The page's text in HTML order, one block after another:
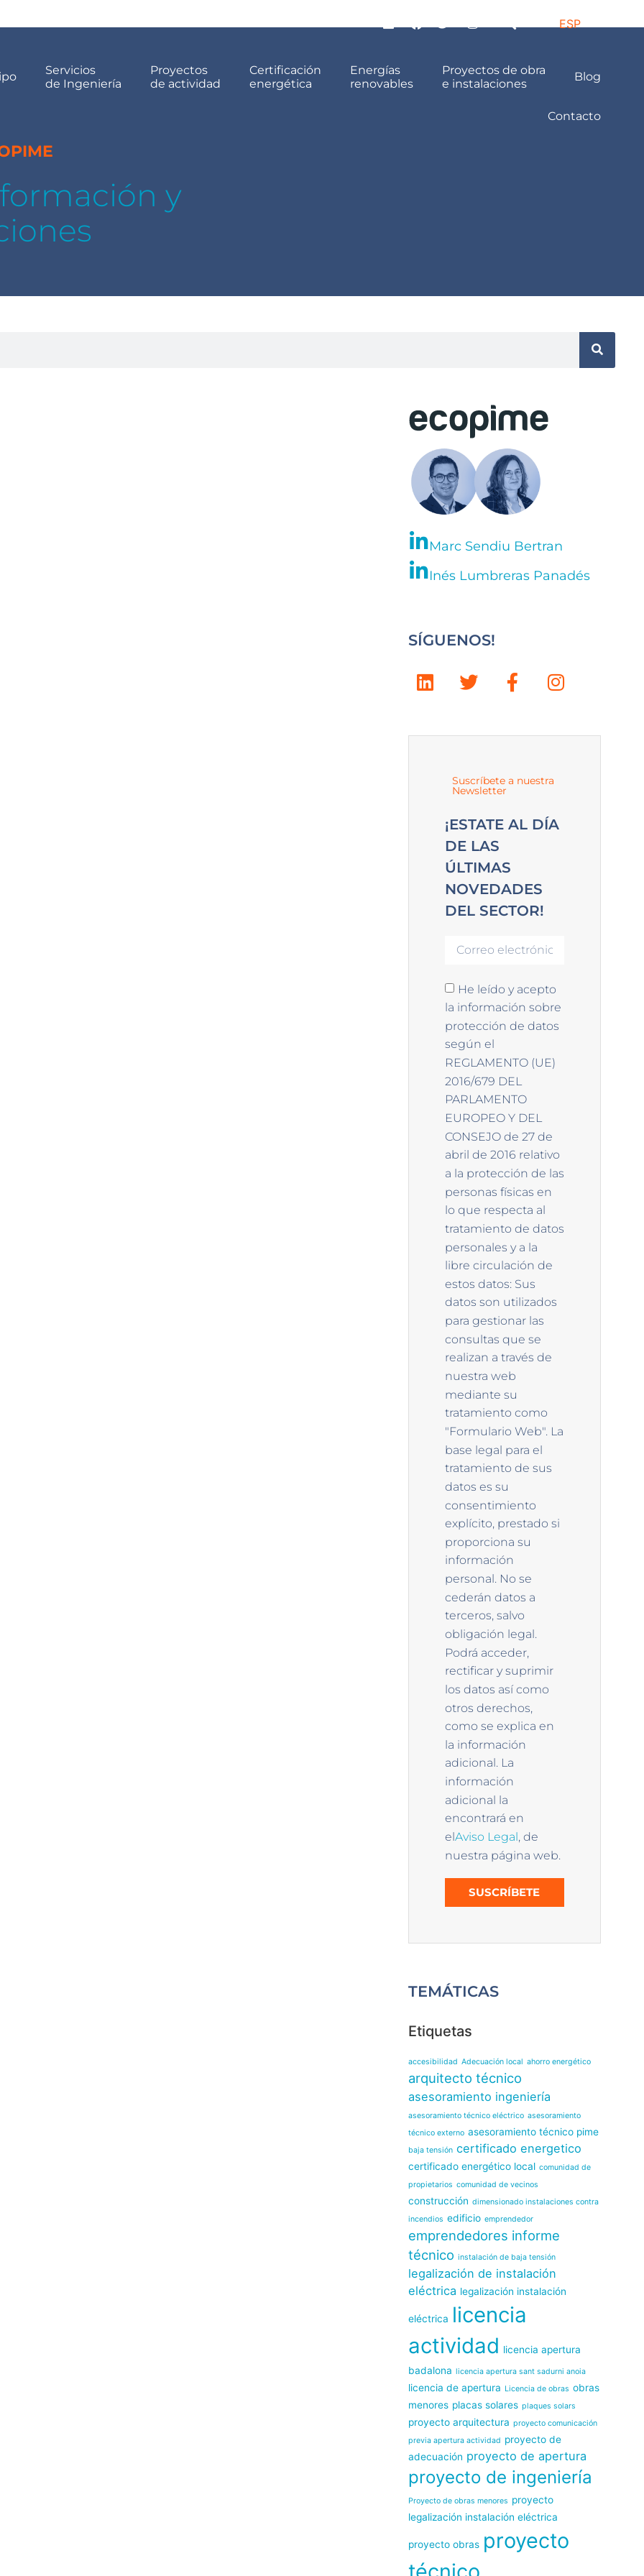
ESP
Servicios
de Ingeniería
Proyectos
de actividad
Certificación
energética
Energías
renovables
Proyectos de obra
e instalaciones
Blog
Contacto
y
Marc Sendiu Bertran
Inés Lumbreras Panadés
SÍGUENOS!
Suscríbete a nuestra
Newsletter
¡ESTATE AL DÍA
DE LAS
ÚLTIMAS
NOVEDADES
DEL SECTOR!
He leído y acepto
la información sobre
protección de datos
según el
REGLAMENTO (UE)
2016/679 DEL
PARLAMENTO
EUROPEO Y DEL
CONSEJO de 27 de
abril de 2016 relativo
a la protección de las
personas físicas en
lo que respecta al
tratamiento de datos
personales y a la
libre circulación de
estos datos: Sus
datos son utilizados
para gestionar las
consultas que se
realizan a través de
nuestra web
mediante su
tratamiento como
"Formulario Web". La
base legal para el
tratamiento de sus
datos es su
consentimiento
explícito, prestado si
proporciona su
información
personal. No se
cederán datos a
terceros, salvo
obligación legal.
Podrá acceder,
rectificar y suprimir
los datos así como
otros derechos,
como se explica en
la información
adicional. La
información
adicional la
encontrará en
elAviso Legal, de
nuestra página web.
SUSCRÍBETE
TEMÁTICAS
Etiquetas
accesibilidad Adecuación local ahorro energético
arquitecto técnico
asesoramiento ingeniería
asesoramiento técnico eléctrico asesoramiento
técnico externo asesoramiento técnico pime
baja tensión certificado energetico
certificado energético local comunidad de
propietarios comunidad de vecinos
construcción dimensionado instalaciones contra
incendios edificio emprendedor
emprendedores informe
técnico instalación de baja tensión
legalización de instalación
eléctrica legalización instalación
eléctrica licencia
actividad licencia apertura
badalona licencia apertura sant sadurni anoia
licencia de apertura Licencia de obras obras
menores placas solares plaques solars
proyecto arquitectura proyecto comunicación
previa apertura actividad proyecto de
adecuación proyecto de apertura
proyecto de ingeniería
Proyecto de obras menores proyecto
legalización instalación eléctrica
proyecto obras proyecto